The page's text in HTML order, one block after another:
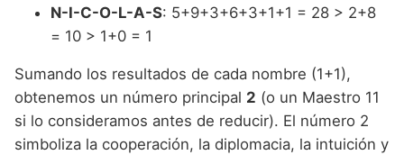
N-I-C-O-L-A-S: 5+9+3+6+3+1+1 = 28 > 2+8
= 10 > 1+0 = 1
Sumando los resultados de cada nombre (1+1),
obtenemos un número principal 2 (o un Maestro 11
si lo consideramos antes de reducir). El número 2
simboliza la cooperación, la diplomacia, la intuición y